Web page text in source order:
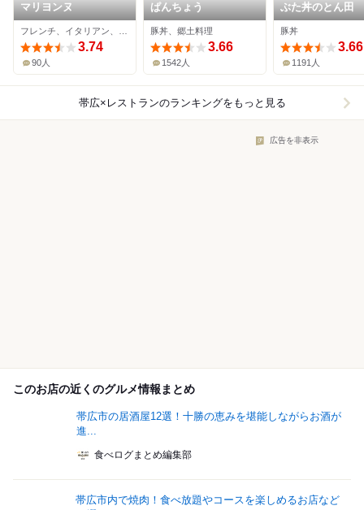
マリヨンヌ
3.74
90人
ぱんちょう
豚丼、郷土料理
3.66
1542人
ぶた丼のとん田
豚丼
3.66
1191人
帯広×レストランのランキングをもっと見る
広告を非表示
このお店の近くのグルメ情報まとめ
帯広市の居酒屋12選！十勝の恵みを堪能しながらお酒が
進...
食べログまとめ編集部
帯広市内で焼肉！食べ放題やコースを楽しめるお店など